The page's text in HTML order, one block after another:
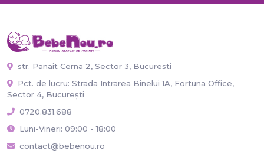
str. Panait Cerna 2, Sector 3, Bucuresti
Pct. de lucru: Strada Intrarea Binelui 1A, Fortuna Office,
Sector 4, București
0720.831.688
Luni-Vineri: 09:00 - 18:00
contact@bebenou.ro